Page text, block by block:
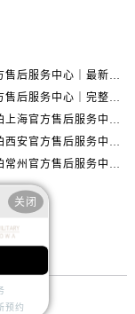
内蒙古自治区乌兰察布市集宁区恩和大街宝珀售后服务中心（需提前预约）
内蒙古自治区锡林郭勒盟市锡林浩特市光明街与额尔敦路交叉口宝珀售后服务中心（需提前预约）
山西省大同市平城区迎宾街宝珀售后服务中心（需提前预约）
山西省朔州市朔城区怡西路与鄯阳西街交汇处宝珀售后服务中心（需提前预约）
宝珀中国官方售后服务中心｜最新热线和全部维修地址权威信息通知（2026年7月最新）
宝珀中国官方售后服务中心｜完整网点地址与热线权威信息通知（2026年7月最新）
亲身探访宝珀上海官方售后服务中心｜网点地址及售后热线（2026年7月最新）
亲身探访宝珀西安官方售后服务中心｜官方电话及服务网点地址（2026年7月最新）
亲身探访宝珀常州官方售后服务中心｜完整地址与联系电话（2026年7月最新）
关闭
预约